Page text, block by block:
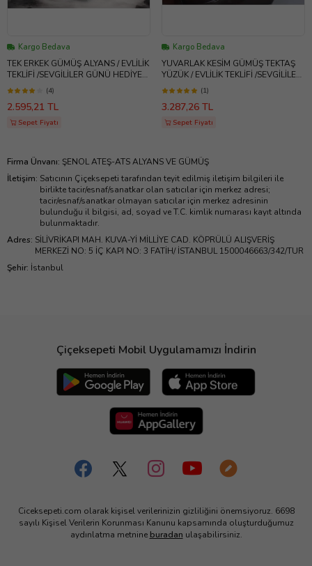
Kargo Bedava
TEK ERKEK GÜMÜŞ ALYANS / EVLİLİK
TEKLİFİ /SEVGİLİLER GÜNÜ HEDİYESİ
/ATS
(4)
2.595,21 TL
Sepet Fiyatı
Kargo Bedava
YUVARLAK KESİM GÜMÜŞ TEKTAŞ
YÜZÜK / EVLİLİK TEKLİFİ /SEVGİLİLER
GÜNÜ/ ATS(1)
3.287,26 TL
Sepet Fiyatı
Firma Ünvanı: ŞENOL ATEŞ-ATS ALYANS VE GÜMÜŞ
İletişim: Satıcının Çiçeksepeti tarafından teyit edilmiş iletişim bilgileri ile
birlikte tacir/esnaf/sanatkar olan satıcılar için merkez adresi;
tacir/esnaf/sanatkar olmayan satıcılar için merkez adresinin
bulunduğu il bilgisi, ad, soyad ve T.C. kimlik numarası kayıt altında
bulunmaktadır.
Adres: SİLİVRİKAPI MAH. KUVA-Yİ MİLLİYE CAD. KÖPRÜLÜ ALIŞVERİŞ
MERKEZİ NO: 5 İÇ KAPI NO: 3 FATİH/ İSTANBUL 1500046663/342/TUR
Şehir: İstanbul
Çiçeksepeti Mobil Uygulamamızı İndirin
Ciceksepeti.com olarak kişisel verilerinizin gizliliğini önemsiyoruz. 6698
sayılı Kişisel Verilerin Korunması Kanunu kapsamında oluşturduğumuz
aydınlatma metnine buradan ulaşabilirsiniz.